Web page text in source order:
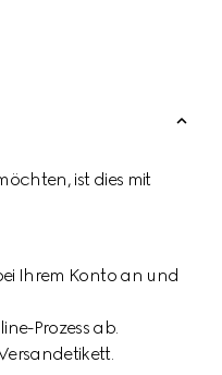
ist dies mit
Ihrem Konto an und
Prozess ab.